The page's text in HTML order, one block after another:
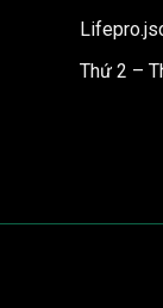
Thứ 2 –